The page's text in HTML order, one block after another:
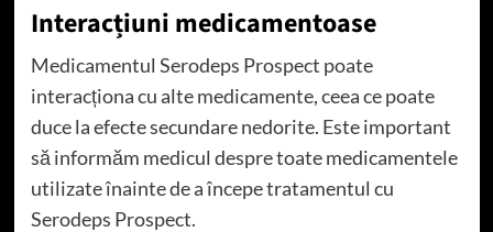
Interacțiuni medicamentoase
Medicamentul Serodeps Prospect poate
interacționa cu alte medicamente, ceea ce poate
duce la efecte secundare nedorite. Este important
să informăm medicul despre toate medicamentele
utilizate înainte de a începe tratamentul cu
Serodeps Prospect.